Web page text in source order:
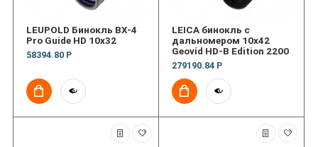
LEUPOLD Бинокль BX-4
Pro Guide HD 10x32
58394.80 Р
LEICA бинокль с
дальномером 10x42
Geovid HD-B Edition 2200
279190.84 Р